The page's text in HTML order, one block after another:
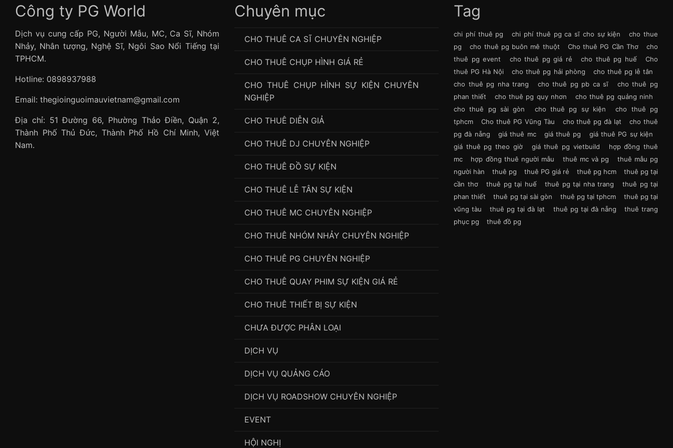
Công ty PG World
Dịch vụ cung cấp PG, Người Mẫu, MC, Ca Sĩ, Nhóm
Nhảy, Nhân tượng, Nghệ Sĩ, Ngôi Sao Nổi Tiếng tại
TPHCM.
Hotline: 0898937988
Email: thegioinguoimauvietnam@gmail.com
Địa chỉ: 51 Đường 66, Phường Thảo Điền, Quận 2,
Thành Phố Thủ Đức, Thành Phố Hồ Chí Minh, Việt
Nam.
Chuyên mục
CHO THUÊ CA SĨ CHUYÊN NGHIỆP
CHO THUÊ CHỤP HÌNH GIÁ RẺ
CHO THUÊ CHỤP HÌNH SỰ KIỆN CHUYÊN
NGHIỆP
CHO THUÊ DIỄN GIẢ
CHO THUÊ DJ CHUYÊN NGHIỆP
CHO THUÊ ĐỒ SỰ KIỆN
CHO THUÊ LỄ TÂN SỰ KIỆN
CHO THUÊ MC CHUYÊN NGHIỆP
CHO THUÊ NHÓM NHẢY CHUYÊN NGHIỆP
CHO THUÊ PG CHUYÊN NGHIỆP
CHO THUÊ QUAY PHIM SỰ KIỆN GIÁ RẺ
CHO THUÊ THIẾT BỊ SỰ KIỆN
CHƯA ĐƯỢC PHÂN LOẠI
DỊCH VỤ
DỊCH VỤ QUẢNG CÁO
DỊCH VỤ ROADSHOW CHUYÊN NGHIỆP
EVENT
HỘI NGHỊ
Tag
chi phí thuê pg chi phí thuê pg ca sĩ cho sự kiện
cho thue
pg
cho thuê pg buôn mê thuột Cho thuê PG Cần Thơ
cho
thuê pg event
cho thuê pg giá rẻ cho thuê pg huế
Cho
thuê PG Hà Nội
cho thuê pg hải phòng
cho thuê pg lễ tân
cho thuê pg nha trang
cho thuê pg pb ca sĩ
cho thuê pg
phan thiết
cho thuê pg quy nhơn
cho thuê pg quảng ninh
cho thuê pg sài gòn
cho thuê pg sự kiện
cho thuê pg
tphcm
Cho thuê PG Vũng Tàu cho thuê pg đà lạt
cho thuê
pg đà nẵng
giá thuê mc giá thuê pg
giá thuê PG sự kiện
giá thuê pg theo giờ
giá thuê pg vietbuild
hợp đồng thuê
mc
hợp đồng thuê người mẫu thuê mc và pg
thuê mẫu pg
người hàn
thuê pg thuê PG giá rẻ thuê pg hcm
thuê pg tại
cần thơ
thuê pg tại huế thuê pg tại nha trang
thuê pg tại
phan thiết
thuê pg tại sài gòn thuê pg tại tphcm
thuê pg tại
vũng tàu
thuê pg tại đà lạt thuê pg tại đà nẵng
thuê trang
phục pg
thuê đồ pg